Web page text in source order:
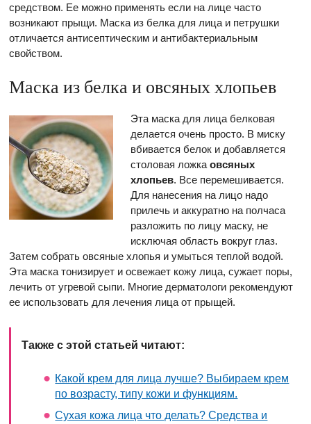
средством. Ее можно применять если на лице часто
возникают прыщи. Маска из белка для лица и петрушки
отличается антисептическим и антибактериальным
свойством.
Маска из белка и овсяных хлопьев
Эта маска для лица белковая
делается очень просто. В миску
вбивается белок и добавляется
столовая ложка овсяных
хлопьев. Все перемешивается.
Для нанесения на лицо надо
прилечь и аккуратно на полчаса
разложить по лицу маску, не
исключая область вокруг глаз.
Затем собрать овсяные хлопья и умыться теплой водой.
Эта маска тонизирует и освежает кожу лица, сужает поры,
лечить от угревой сыпи. Многие дерматологи рекомендуют
ее использовать для лечения лица от прыщей.
Также с этой статьей читают:
Какой крем для лица лучше? Выбираем крем
по возрасту, типу кожи и функциям.
Сухая кожа лица что делать? Средства и